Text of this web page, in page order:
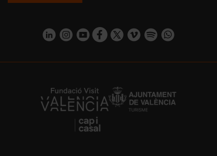
https://www.linkedin.com/company/turismo-valencia/mycompany/
https://www.instagram.com/visit_valencia/
https://www.youtube.com/user/
https://www.facebook.com/
https://twitter.com/
https://vimeo.com/
https://https://api.whatsapp.com/
https://fundacion.visitvalencia.com/